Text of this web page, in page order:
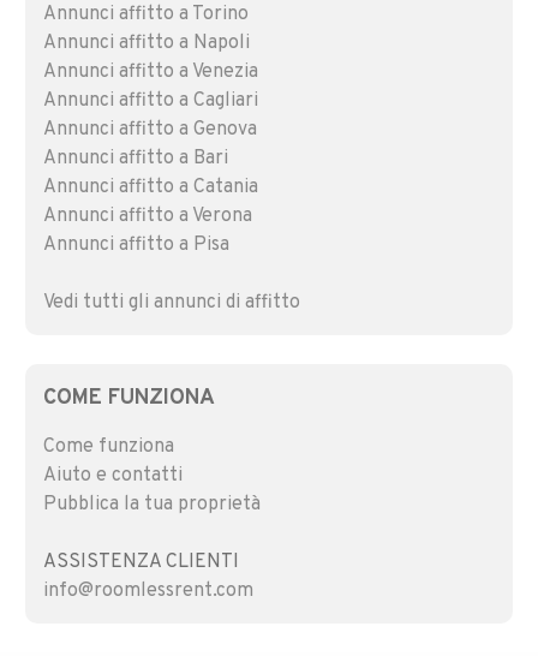
Annunci affitto a Torino
Annunci affitto a Napoli
Annunci affitto a Venezia
Annunci affitto a Cagliari
Annunci affitto a Genova
Annunci affitto a Bari
Annunci affitto a Catania
Annunci affitto a Verona
Annunci affitto a Pisa
Vedi tutti gli annunci di affitto
COME FUNZIONA
Come funziona
Aiuto e contatti
Pubblica la tua proprietà
ASSISTENZA CLIENTI
info@roomlessrent.com